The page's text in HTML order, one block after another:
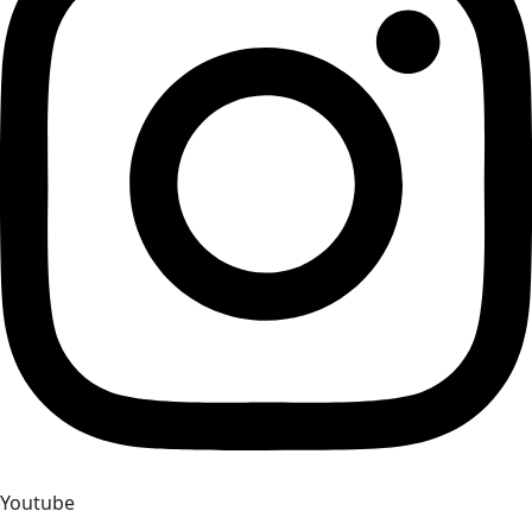
Youtube